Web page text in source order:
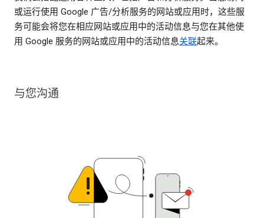
或运行使用 Google 广告/分析服务的网站或应用时，这些服
务可能会将您在相应网站或应用中的活动信息与您在其他使
用 Google 服务的网站或应用中的活动信息关联起来。
与您沟通